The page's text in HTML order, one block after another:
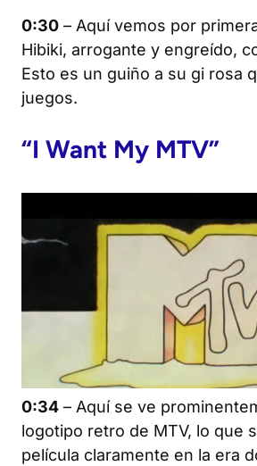
0:30 – Aquí vemos por
Hibiki, arrogante y engreído,
Esto es un guiño a su gi rosa
juegos.
“I Want My MTV”
0:34 – Aquí se ve
logotipo retro de MTV, lo que
película claramente en la era